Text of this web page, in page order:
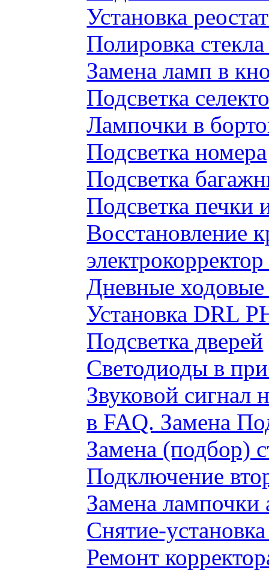
Установка
Полировка
Замена ламп в
Подсветка
Лампочки в
Подсветка номера
Подсветка
Подсветка печки
Восстановление
Дневные ходовые
Установка DRL
Подсветка дверей
Светодиоды в
Звуковой сигнал
в FAQ. Замена
Замена (подбор)
Подключение
Замена лампочки
Снятие-
Ремонт